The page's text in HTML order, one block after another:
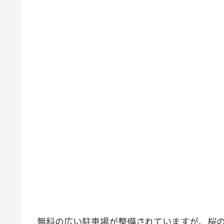
無料の広い駐車場が整備されていますが、桜